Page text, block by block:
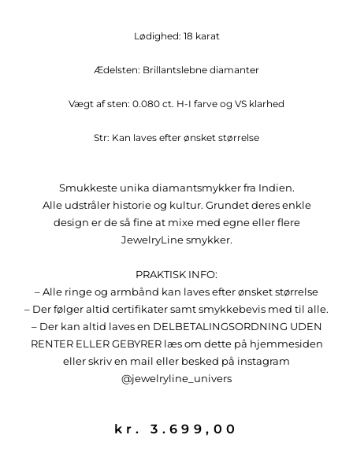
Lødighed: 18 karat
Ædelsten: Brillantslebne diamanter
Vægt af sten: 0.080 ct. H-I farve og VS klarhed
Str: Kan laves efter ønsket størrelse
Smukkeste unika diamantsmykker fra Indien.
Alle udstråler historie og kultur. Grundet deres enkle
design er de så fine at mixe med egne eller flere
JewelryLine smykker.
PRAKTISK INFO:
– Alle ringe og armbånd kan laves efter ønsket størrelse
– Der følger altid certifikater samt smykkebevis med til alle.
– Der kan altid laves en DELBETALINGSORDNING UDEN
RENTER ELLER GEBYRER læs om dette på hjemmesiden
eller skriv en mail eller besked på instagram
@jewelryline_univers
kr. 3.699,00